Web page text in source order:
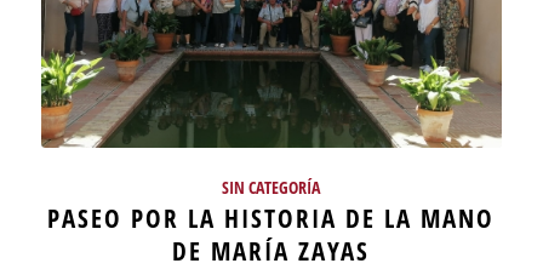
SIN CATEGORÍA
PASEO POR LA HISTORIA DE LA MANO
DE MARÍA ZAYAS